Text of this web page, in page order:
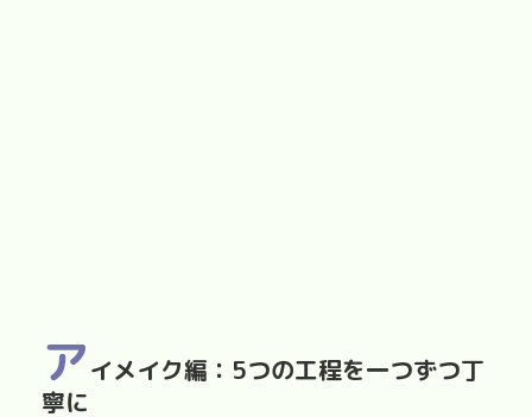
アイメイク編：5つの工程を一つずつ丁
寧に